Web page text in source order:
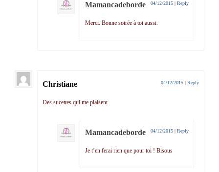
Mamancadeborde 04/12/2015 | Reply
Merci. Bonne soirée à toi aussi.
Christiane 04/12/2015 | Reply
Des sucettes qui me plaisent
Mamancadeborde 04/12/2015 | Reply
Je t’en ferai rien que pour toi ! Bisous